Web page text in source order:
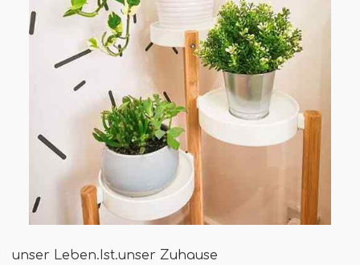
unser Leben.Ist.unser Zuhause